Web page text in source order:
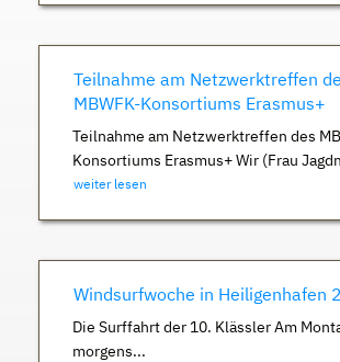
Teilnahme am Netzwerktreffen
MBWFK-Konsortiums Erasmus+
Teilnahme am Netzwerktreffen des
Konsortiums Erasmus+ Wir (Frau
weiter lesen
Windsurfwoche in Heiligenhafen
Die Surffahrt der 10. Klässler Am
morgens...